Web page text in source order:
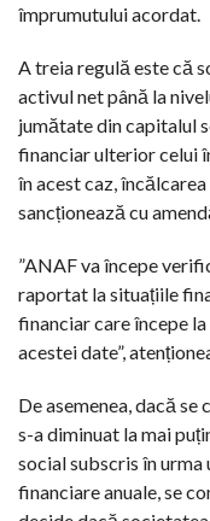
împrumutului acordat.
A treia regulă este că
activul net până la
jumătate din capitalul
financiar ulterior celui
în acest caz,
sancționează cu
”ANAF va începe
raportat la situațiile
financiar care începe
acestei date”,
De asemenea, dacă
s-a diminuat la mai
social subscris în
financiare anuale, se